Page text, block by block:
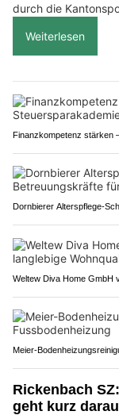
durch die
Weiterlesen
Finanzkompetenz stärken
Dornbierer Alterspflege-
Weltew Diva Home GmbH
Meier-
Rickenbach
geht kurz